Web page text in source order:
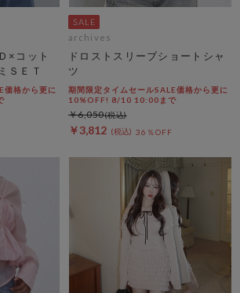
×コット
ＳＥＴ
価格から更に
archives
ドロストスリーブショートシャ
ツ
期間限定タイムセールSALE価格から更に
10%OFF! 8/10 10:00まで
￥3,812 36％OFF
￥6,050